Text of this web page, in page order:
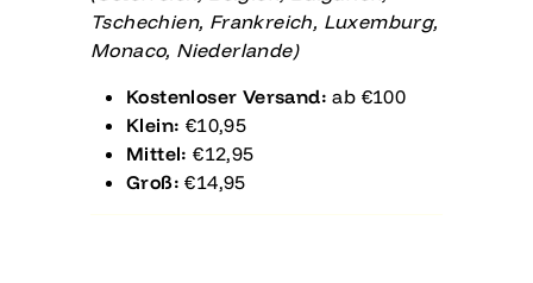
Tschechien, Frankreich, Luxemburg,
Monaco, Niederlande)
Kostenloser Versand: ab €100
Klein: €10,95
Mittel: €12,95
Groß: €14,95